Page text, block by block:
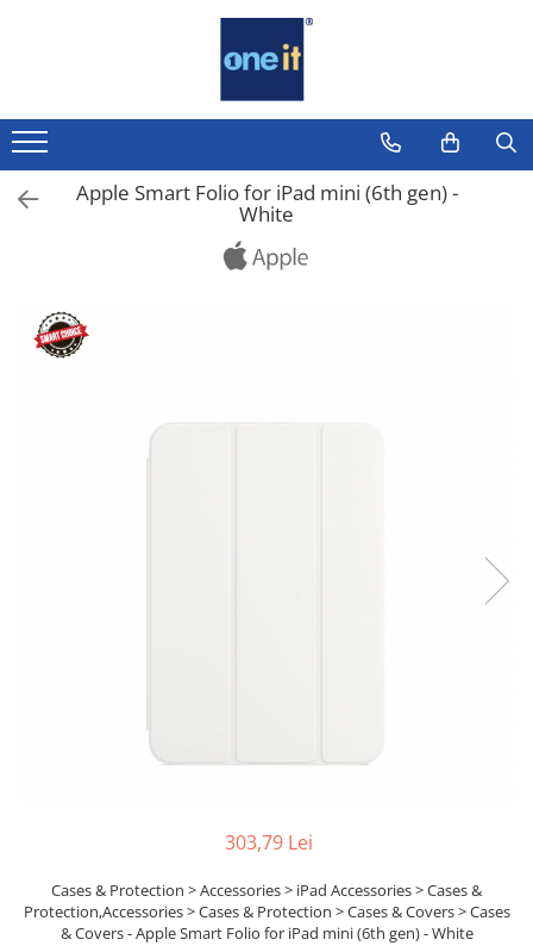
Laptop, Tablete & Telefoane
Laptop / Notebook
Notebook Consumer
Tablete & accesorii
Gaming PC & Console
Microfoane & Casti Gaming
Scaune Gaming
Tastaturi Gaming
Apple Smart Folio for iPad mini (6th gen) -
White
303,79 Lei
Cases & Protection > Accessories > iPad Accessories > Cases &
Protection,Accessories > Cases & Protection > Cases & Covers > Cases
& Covers - Apple Smart Folio for iPad mini (6th gen) - White